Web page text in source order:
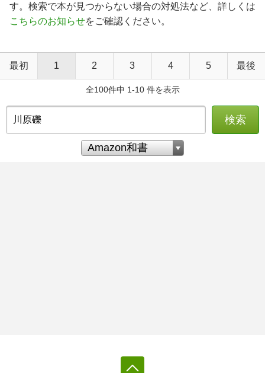
す。検索で本が見つからない場合の対処法など、詳しくは
こちらのお知らせをご確認ください。
最初 1 2 3 4 5 最後
全100件中 1-10 件を表示
検索